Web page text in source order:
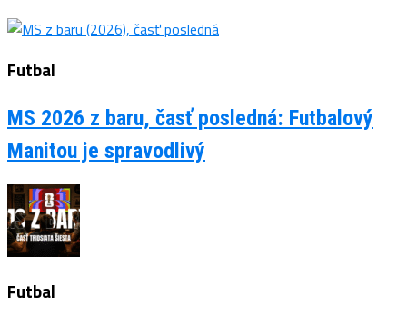
Futbal
MS 2026 z baru, časť posledná: Futbalový
Manitou je spravodlivý
Futbal